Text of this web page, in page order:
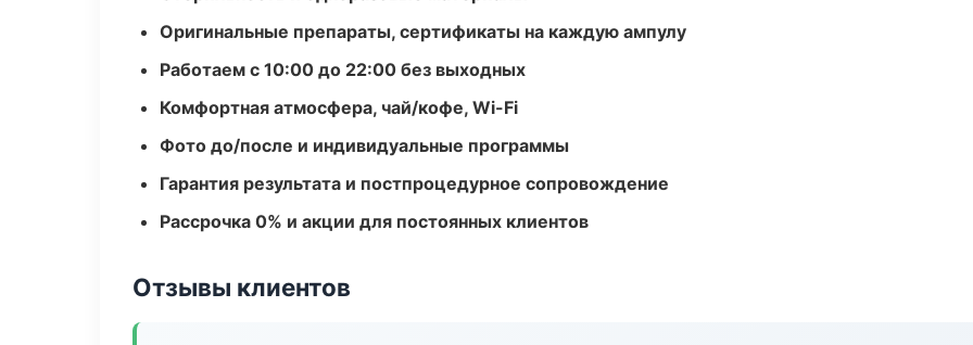
Оригинальные препараты, сертификаты на каждую ампулу
Работаем с 10:00 до 22:00 без выходных
Комфортная атмосфера, чай/кофе, Wi-Fi
Фото до/после и индивидуальные программы
Гарантия результата и постпроцедурное сопровождение
Рассрочка 0% и акции для постоянных клиентов
Отзывы клиентов